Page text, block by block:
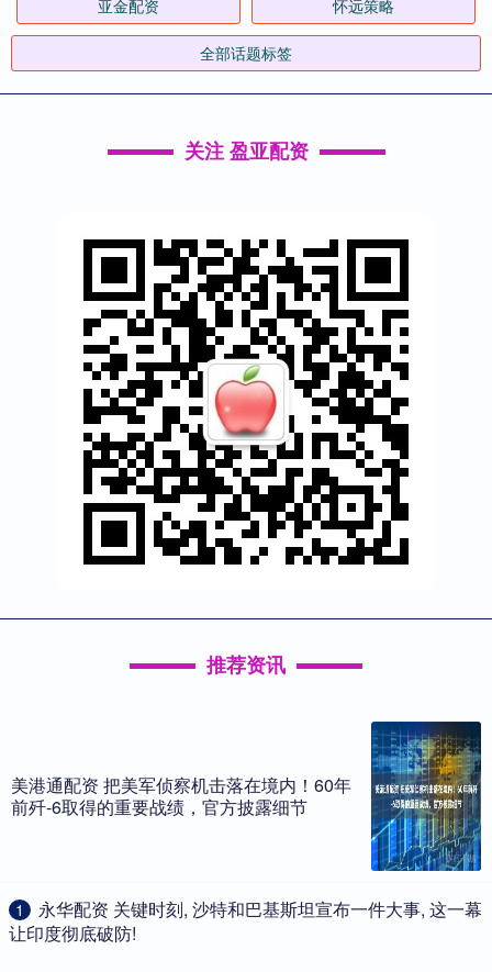
亚金配资 怀远策略
全部话题标签
关注 盈亚配资
推荐资讯
美港通配资 把美军侦察机击落在境内！60年
前歼-6取得的重要战绩，官方披露细节
1
​永华配资 关键时刻, 沙特和巴基斯坦宣布一件大事, 这一幕
让印度彻底破防!